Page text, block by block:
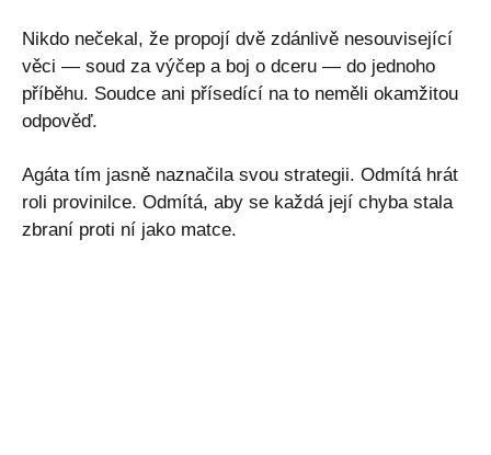
Nikdo nečekal, že propojí dvě zdánlivě nesouvisející
věci — soud za výčep a boj o dceru — do jednoho
příběhu. Soudce ani přísedící na to neměli okamžitou
odpověď.
Agáta tím jasně naznačila svou strategii. Odmítá hrát
roli provinilce. Odmítá, aby se každá její chyba stala
zbraní proti ní jako matce.